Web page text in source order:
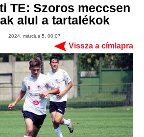
TE: Szoros meccsen
alul a tartalékok
2024. március 5. 00:07
Vissza a címlapra